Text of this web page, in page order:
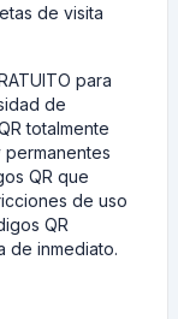
de visita
para
de
totalmente
QR que
de uso
QR
de inmediato.